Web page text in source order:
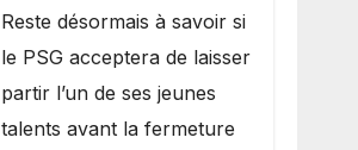
Reste désormais à savoir si
le PSG acceptera de laisser
partir l’un de ses jeunes
talents avant la fermeture